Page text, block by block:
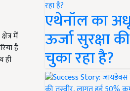
में
है
ही
एथेनॉल का
ऊर्जा सुरक्षा
चुका रहा है?